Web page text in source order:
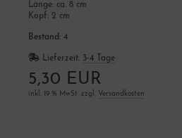
Länge: ca. 8 cm
Kopf: 2 cm
Bestand: 4
Lieferzeit: 3-4 Tage
5,30 EUR
inkl. 19 % MwSt. zzgl. Versandkosten